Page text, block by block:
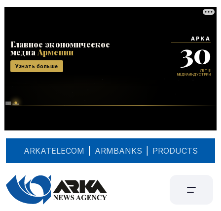
ARKATELECOM ARMBANKS PRODUCTS